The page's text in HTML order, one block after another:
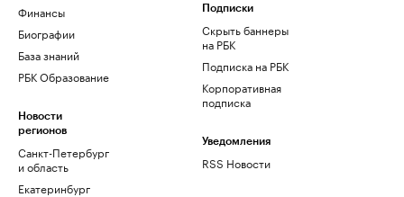
Финансы
Биографии
База знаний
РБК Образование
Новости
регионов
Санкт-Петербург
и область
Екатеринбург
Подписки
Скрыть баннеры
на РБК
Подписка на РБК
Корпоративная
подписка
Уведомления
RSS Новости